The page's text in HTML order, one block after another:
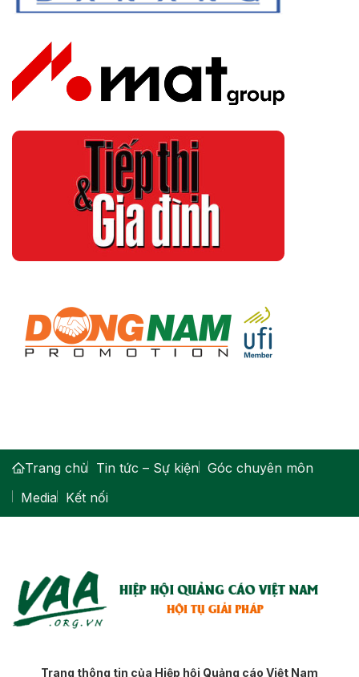
Trang chủ Tin tức – Sự kiện Góc chuyên môn
Media Kết nối
Trang thông tin của Hiệp hội Quảng cáo Việt Nam